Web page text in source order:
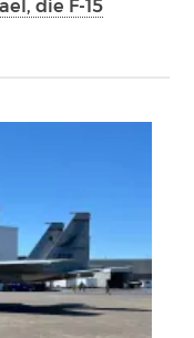
die F-15